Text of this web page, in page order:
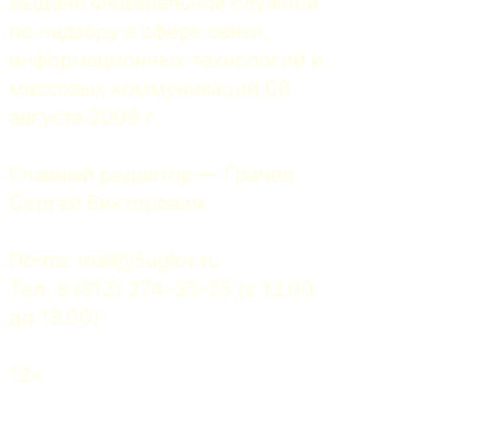
по надзору в сфере связи,
информационных технологий и
массовых коммуникаций 06
августа 2009 г.
Главный редактор — Грачев
Сергей Викторович.
Почта: mail@5uglov.ru
Тел. 8 (812) 274-35-25 (c 12.00
до 18.00)
12+